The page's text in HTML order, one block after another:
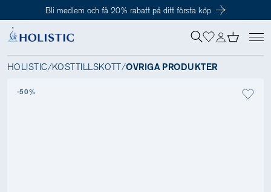
Bli medlem och få 20% rabatt på ditt första köp
Tillagd i varukorgen Till kassan
För att påbörja en prenumeration hos oss så behöver du vara medlem i
Holistic Club. Det är helt kostnadsfritt.
HOLISTIC/KOSTTILLSKOTT/ÖVRIGA PRODUKTER
-50%